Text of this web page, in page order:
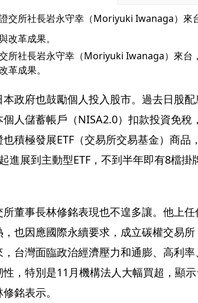
所社長岩永守幸（Moriyuki Iwanaga）來台
革成果。
本政府也鼓勵個人投入股市。過去日股
個人儲蓄帳戶（NISA2.0）扣款投資免稅
積極發展ETF（交易所交易基金）商品
進展到主動型ETF，不到半年即有8檔
董事長林修銘表現也不遑多讓。他上任
，也因應國際永續要求，成立碳權交易
，台灣面臨政治經濟壓力和通膨、高利
性，特別是11月機構法人大幅買超，顯
銘表示。